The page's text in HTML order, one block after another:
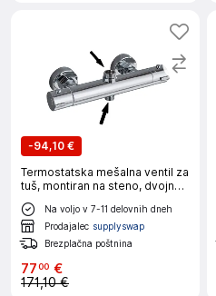
-94,10 €
Termostatska mešalna ventil za
tuš, montiran na steno, dvojno
upravljanje, Chrome D
Na voljo v 7-11 delovnih dneh
Prodajalec supplyswap
Brezplačna poštnina
7700 €
171,10 €